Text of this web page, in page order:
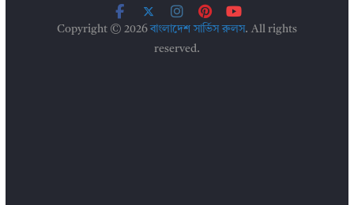
Copyright © 2026বাংলাদেশ সার্ভিস রুলস. All rights
reserved.